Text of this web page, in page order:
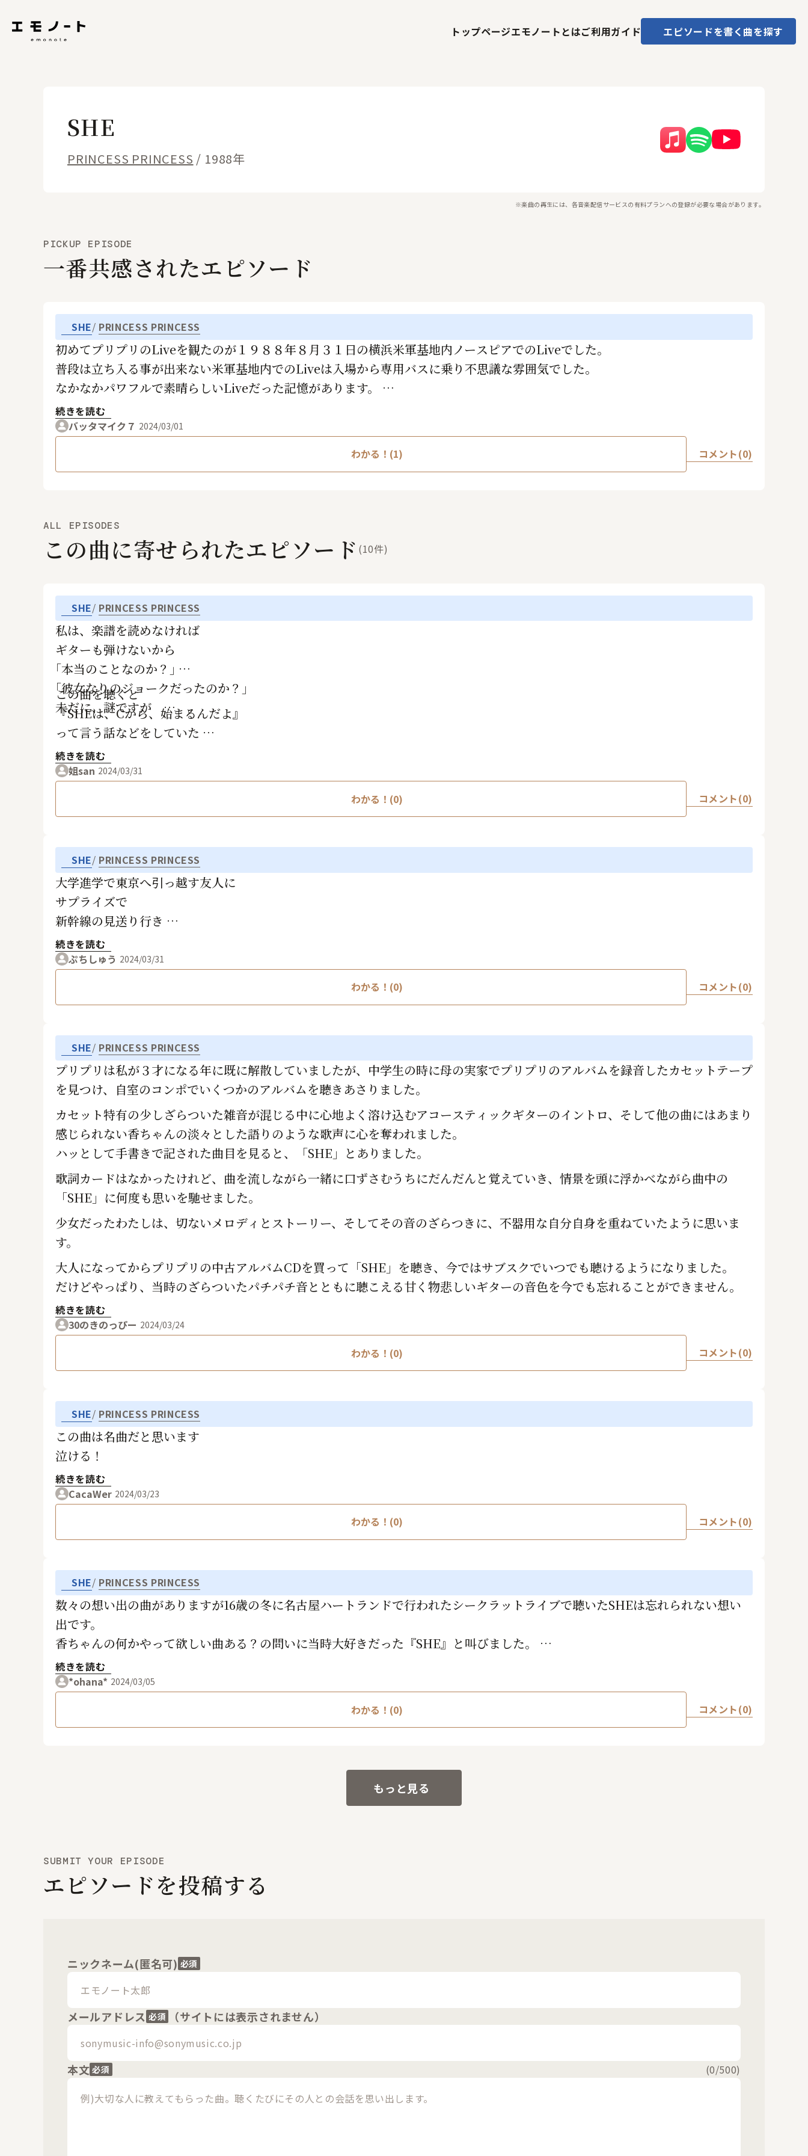
トップページエモノートとはご利用ガイド エピソードを書く 曲を探す
SHE
PRINCESS PRINCESS / 1988年
※楽曲の再生には、各音楽配信サービスの有料プランへの登録が必要な場合があります。
PICKUP EPISODE
一番共感されたエピソード
SHE PRINCESS PRINCESS
初めてプリプリのLiveを観たのが１９８８年８月３１日の横浜米軍基地内ノースピアでのLiveでした。
普段は立ち入る事が出来ない米軍基地内でのLiveは入場から専用バスに乗り不思議な雰囲気でした。
なかなかパワフルで素晴らしいLiveだった記憶があります。
そのLiveのテーマソング的な曲が『She』でした。
続きを読む
バッタマイク７ 2024/03/01
わかる！(1) コメント(0)
ALL EPISODES
この曲に寄せられたエピソード (10件)
SHE PRINCESS PRINCESS
私は、楽譜を読めなければ
ギターも弾けないから
｢本当のことなのか？｣
｢彼女なりのジョークだったのか？｣
未だに、謎ですが … 。
この曲を聴くと
『SHEは、Cから、始まるんだよ』
って言う話などをしていた
プリプリファンと過ごした景色を
思い出します
続きを読む
姐san 2024/03/31
わかる！(0) コメント(0)
SHE PRINCESS PRINCESS
大学進学で東京へ引っ越す友人に
サプライズで
新幹線の見送り行き
この曲をプレゼントしました
続きを読む
ぷちしゅう 2024/03/31
わかる！(0) コメント(0)
SHE PRINCESS PRINCESS
プリプリは私が３才になる年に既に解散していましたが、中学生の時に母の実家でプリプリのアルバムを録音したカセットテープ
を見つけ、自室のコンポでいくつかのアルバムを聴きあさりました。
カセット特有の少しざらついた雑音が混じる中に心地よく溶け込むアコースティックギターのイントロ、そして他の曲にはあまり
感じられない香ちゃんの淡々とした語りのような歌声に心を奪われました。
ハッとして手書きで記された曲目を見ると、「SHE」とありました。
歌詞カードはなかったけれど、曲を流しながら一緒に口ずさむうちにだんだんと覚えていき、情景を頭に浮かべながら曲中の
「SHE」に何度も思いを馳せました。
少女だったわたしは、切ないメロディとストーリー、そしてその音のざらつきに、不器用な自分自身を重ねていたように思いま
す。
大人になってからプリプリの中古アルバムCDを買って「SHE」を聴き、今ではサブスクでいつでも聴けるようになりました。
だけどやっぱり、当時のざらついたパチパチ音とともに聴こえる甘く物悲しいギターの音色を今でも忘れることができません。
続きを読む
30のきのっぴー 2024/03/24
わかる！(0) コメント(0)
SHE PRINCESS PRINCESS
この曲は名曲だと思います
泣ける！
続きを読む
CacaWer 2024/03/23
わかる！(0) コメント(0)
SHE PRINCESS PRINCESS
数々の想い出の曲がありますが16歳の冬に名古屋ハートランドで行われたシークラットライブで聴いたSHEは忘れられない想い
出です。
香ちゃんの何かやって欲しい曲ある？の問いに当時大好きだった『SHE』と叫びました。
メンバーで音合わせをして、やれそう？と言いながら演奏してもらったSHEは最高でした🎵
その後も数々のライブ、再結成でも聴きましたが毎回違う顔を見せてくれます。
続きを読む
*ohana* 2024/03/05
わかる！(0) コメント(0)
もっと見る
SUBMIT YOUR EPISODE
エピソードを投稿する
ニックネーム(匿名可) 必須
メールアドレス 必須 （サイトには表示されません）
本文 必須 (0/500)